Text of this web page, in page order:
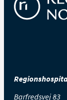
Barfredsvej 83